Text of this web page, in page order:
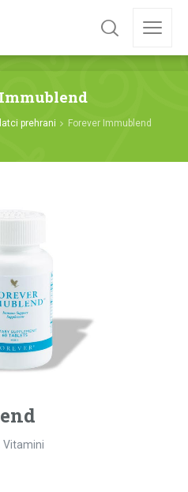
prehrani Forever Immublend
Vitamini